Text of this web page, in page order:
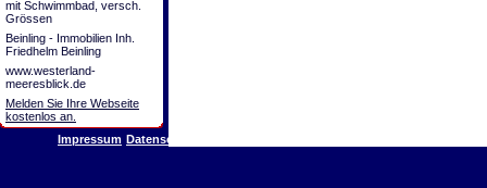
mit Schwimmbad, versch.
Grössen
Beinling - Immobilien Inh.
Friedhelm Beinling
www.westerland-
meeresblick.de
Melden Sie Ihre Webseite
kostenlos an.
Impressum Datenschutz